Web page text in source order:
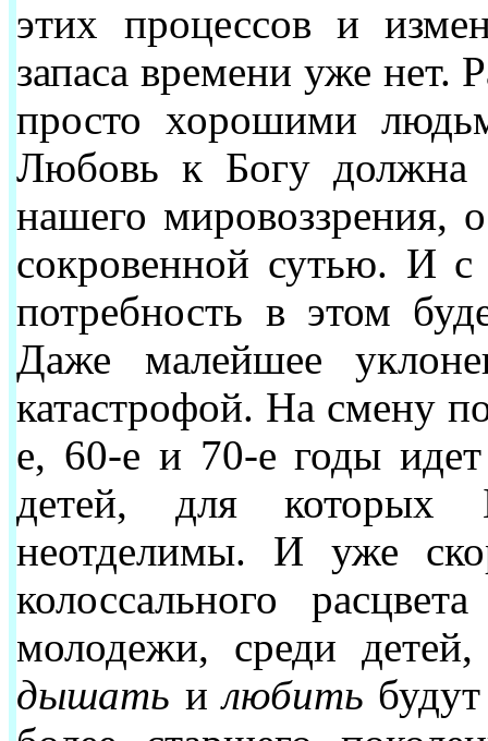
этих процессов и
запаса времени уже нет.
просто хорошими
Любовь к Богу должна
нашего мировоззрения,
сокровенной сутью. И
потребность в этом
Даже малейшее
катастрофой. На смену
е, 60-е и 70-е годы
детей, для
неотделимы. И уже
колоссального
молодежи, среди
дышать илюбить